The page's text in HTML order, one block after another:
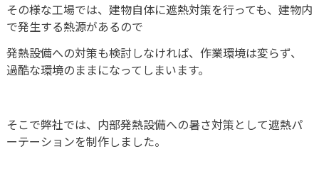
製品・サービス
化成品
包装資材・機器
物流資材・機器
その様な工場では、建物自体に遮熱対策を行っても、建物内
で発生する熱源があるので
発熱設備への対策も検討しなければ、作業環境は変らず、
過酷な環境のままになってしまいます。
そこで弊社では、内部発熱設備への暑さ対策として遮熱パ
ーテーションを制作しました。